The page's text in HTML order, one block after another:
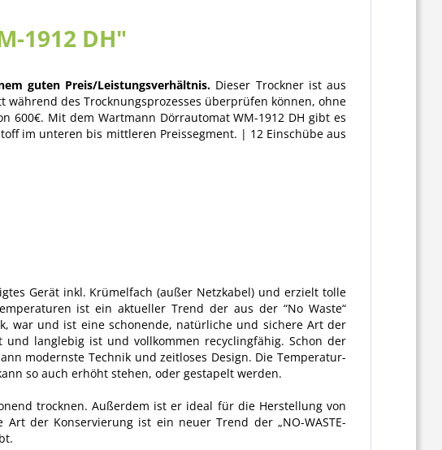
1912 DH"
guten Preis/Leistungsverhältnis. Dieser Trockner ist aus
des Trocknungsprozesses überprüfen können, ohne
600€. Mit dem Wartmann Dörrautomat WM-1912 DH gibt es
im unteren bis mittleren Preissegment. | 12 Einschübe aus
Gerät inkl. Krümelfach (außer Netzkabel) und erzielt tolle
ist ein aktueller Trend der aus der “No Waste“
war und ist eine schonende, natürliche und sichere Art der
langlebig ist und vollkommen recyclingfähig. Schon der
modernste Technik und zeitloses Design. Die Temperatur-
so auch erhöht stehen, oder gestapelt werden.
trocknen. Außerdem ist er ideal für die Herstellung von
der Konservierung ist ein neuer Trend der „NO-WASTE-